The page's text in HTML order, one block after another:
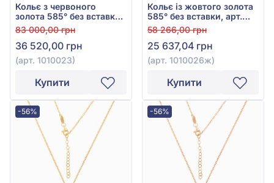
Кольє з червоного
золота 585° без вставки,
арт. 1010023
83 000,00 грн
36 520,00 грн
(арт. 1010023)
Купити
Кольє із жовтого золота
585° без вставки, арт.
1010026ж
58 266,00 грн
25 637,04 грн
(арт. 1010026ж)
Купити
-56% -56%